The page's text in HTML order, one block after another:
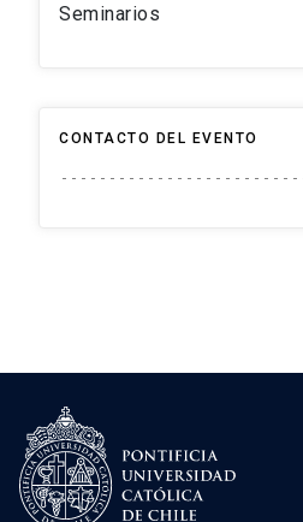
Seminarios
CONTACTO DEL EVENTO